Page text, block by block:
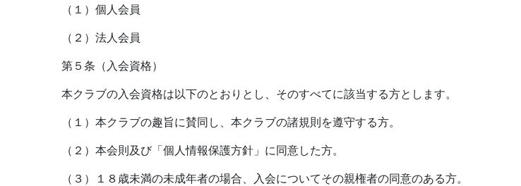
（１）個人会員
（２）法人会員
第５条（入会資格）
本クラブの入会資格は以下のとおりとし、そのすべてに該当する方とします。
（１）本クラブの趣旨に賛同し、本クラブの諸規則を遵守する方。
（２）本会則及び「個人情報保護方針」に同意した方。
（３）１８歳未満の未成年者の場合、入会についてその親権者の同意のある方。